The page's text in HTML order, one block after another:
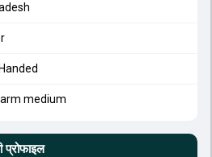
medium
प्रोफाइल